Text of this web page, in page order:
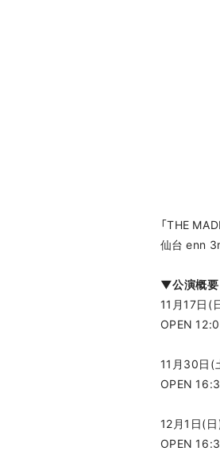
「THE
仙台 enn
▼公演概要
11月17日(
OPEN
11月30日(
OPEN
12月1日(
OPEN